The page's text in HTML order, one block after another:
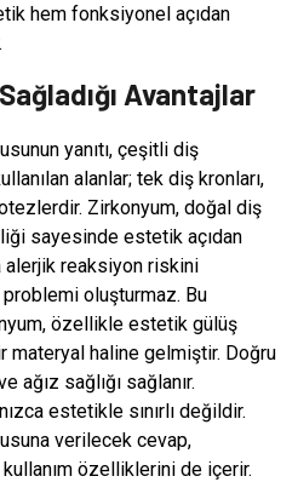
hem fonksiyonel açıdan
Avantajlar
yanıtı, çeşitli diş
alanlar; tek diş kronları,
Zirkonyum, doğal diş
sayesinde estetik açıdan
alerjik reaksiyon riskini
oluşturmaz. Bu
özellikle estetik gülüş
materyal haline gelmiştir. Doğru
ağız sağlığı sağlanır.
estetikle sınırlı değildir.
verilecek cevap,
kullanım özelliklerini de içerir.